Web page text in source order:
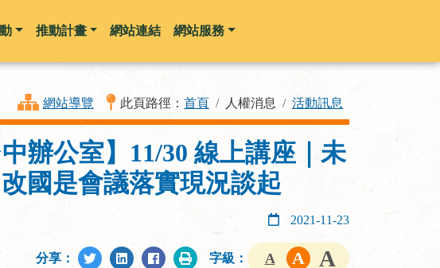
推動計畫 網站連結 網站服務
網站導覽 此頁路徑： 首頁 人權消息 活動訊息
辦公室】11/30 線上講座｜未
國是會議落實現況談起
2021-11-23
分享： 字級：